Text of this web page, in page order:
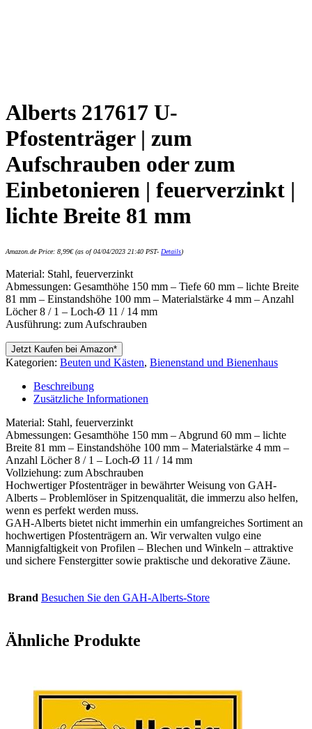
Alberts 217617 U-
Pfostenträger | zum
Aufschrauben oder zum
Einbetonieren | feuerverzinkt |
lichte Breite 81 mm
Amazon.de Price: 8,99€(as of 04/04/2023 21:40 PST- Details)
Material: Stahl, feuerverzinkt
Abmessungen: Gesamthöhe 150 mm – Tiefe 60 mm – lichte Breite
81 mm – Einstandshöhe 100 mm – Materialstärke 4 mm – Anzahl
Löcher 8 / 1 – Loch-Ø 11 / 14 mm
Ausführung: zum Aufschrauben
Jetzt Kaufen bei Amazon*
Kategorien: Beuten und Kästen, Bienenstand und Bienenhaus
Beschreibung
Zusätzliche Informationen
Material: Stahl, feuerverzinkt
Abmessungen: Gesamthöhe 150 mm – Abgrund 60 mm – lichte
Breite 81 mm – Einstandshöhe 100 mm – Materialstärke 4 mm –
Anzahl Löcher 8 / 1 – Loch-Ø 11 / 14 mm
Vollziehung: zum Abschrauben
Hochwertiger Pfostenträger in bewährter Weisung von GAH-
Alberts – Problemlöser in Spitzenqualität, die immerzu also helfen,
wenn es perfekt werden muss.
GAH-Alberts bietet nicht immerhin ein umfangreiches Sortiment an
hochwertigen Pfostenträgern an. Wir verwalten vulgo eine
Mannigfaltigkeit von Profilen – Blechen und Winkeln – attraktive
und sichere Fenstergitter sowie praktische und dekorative Zäune.
Brand Besuchen Sie den GAH-Alberts-Store
Ähnliche Produkte